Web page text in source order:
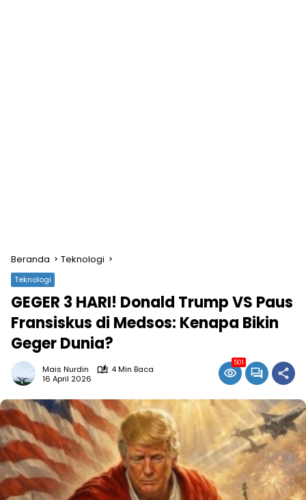
Beranda Teknologi
Teknologi
GEGER 3 HARI! Donald Trump VS Paus
Fransiskus di Medsos: Kenapa Bikin
Geger Dunia?
Mais Nurdin
4 Min Baca
16 April 2026
501